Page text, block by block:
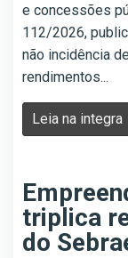
e concessões
112/2026,
não incidência
rendimentos...
Leia na integra
triplica
do